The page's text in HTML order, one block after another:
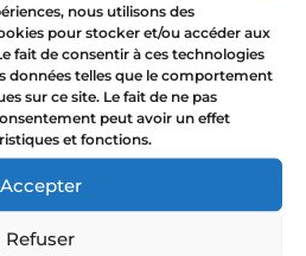
nous utilisons des
pour stocker et/ou accéder aux
fait de consentir à ces technologies
données telles que le comportement
sur ce site. Le fait de ne pas
peut avoir un effet
et fonctions.
Accepter
Refuser
été fascinée par les
de roche, améthyste,
sont incroyables et leur
cette collection, de
à l’honneur des cristaux
Boucles d’oreilles en
ou collier lune en
qui t’attire le plus !